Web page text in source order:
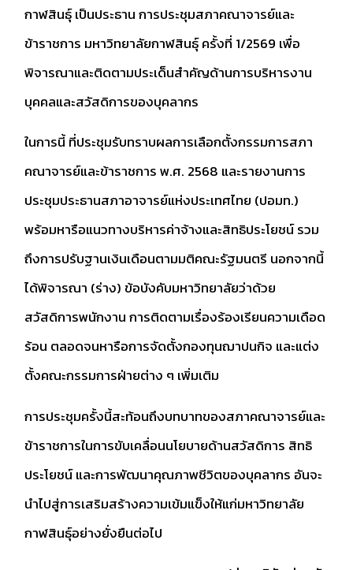
กาฬสินธุ์ เป็นประธาน การประชุมสภาคณาจารย์และ
ข้าราชการ มหาวิทยาลัยกาฬสินธุ์ ครั้งที่ 1/2569 เพื่อ
พิจารณาและติดตามประเด็นสำคัญด้านการบริหารงาน
บุคคลและสวัสดิการของบุคลากร
ในการนี้ ที่ประชุมรับทราบผลการเลือกตั้งกรรมการสภา
คณาจารย์และข้าราชการ พ.ศ. 2568 และรายงานการ
ประชุมประธานสภาอาจารย์แห่งประเทศไทย (ปอมท.)
พร้อมหารือแนวทางบริหารค่าจ้างและสิทธิประโยชน์ รวม
ถึงการปรับฐานเงินเดือนตามมติคณะรัฐมนตรี นอกจากนี้
ได้พิจารณา (ร่าง) ข้อบังคับมหาวิทยาลัยว่าด้วย
สวัสดิการพนักงาน การติดตามเรื่องร้องเรียนความเดือด
ร้อน ตลอดจนหารือการจัดตั้งกองทุนฌาปนกิจ และแต่ง
ตั้งคณะกรรมการฝ่ายต่าง ๆ เพิ่มเติม
การประชุมครั้งนี้สะท้อนถึงบทบาทของสภาคณาจารย์และ
ข้าราชการในการขับเคลื่อนนโยบายด้านสวัสดิการ สิทธิ
ประโยชน์ และการพัฒนาคุณภาพชีวิตของบุคลากร อันจะ
นำไปสู่การเสริมสร้างความเข้มแข็งให้แก่มหาวิทยาลัย
กาฬสินธุ์อย่างยั่งยืนต่อไป